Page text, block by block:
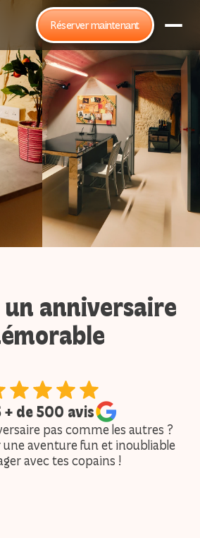
Réserver maintenant
anniversaire
+ de 500 avis
pas comme les autres ?
aventure fun et inoubliable
avec tes copains !